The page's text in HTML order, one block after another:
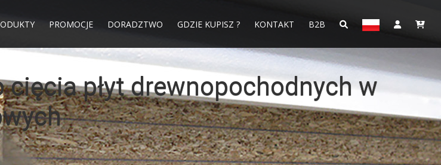
PROMOCJE DORADZTWO GDZIE KUPISZ ? KONTAKT B2B
mięsa na pilarkach taśmowych -